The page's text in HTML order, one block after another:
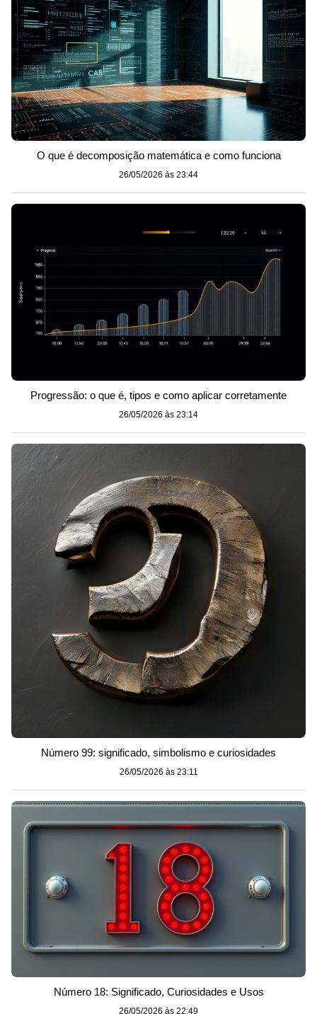
O que é decomposição matemática e como funciona
26/05/2026 às 23:44
Progressão: o que é, tipos e como aplicar corretamente
26/05/2026 às 23:14
Número 99: significado, simbolismo e curiosidades
26/05/2026 às 23:11
Número 18: Significado, Curiosidades e Usos
26/05/2026 às 22:49